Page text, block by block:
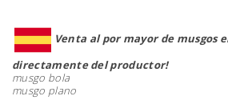
Venta al por mayor de musgos
directamente del productor!
musgo bola
musgo plano